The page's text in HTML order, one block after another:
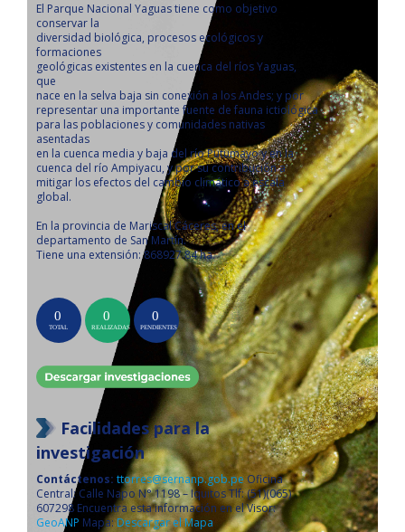
El Parque Nacional Yaguas tiene como objetivo
conservar la
diversidad biológica, procesos ecológicos y
formaciones
geológicas existentes en la cuenca del ríos Yaguas,
que
nace en la selva baja sin conexión a los Andes; y por
representar una importante fuente de fauna ictiológica
para las poblaciones y comunidades nativas
asentadas
en la cuenca media y baja del río Putumayo y en la
cuenca del río Ampiyacu, y por su contribución a
mitigar los efectos del cambio climático a escala
global.
En la provincia de Mariscal Cáceres, en el
departamento de San Martín.
Tiene una extensión: 868927.84 ha.
Facilidades para la
investigación
Contáctenos: ttorres@sernanp.gob.peOficina
Central: Calle Napo N° 1198 – Iquitos Tlf: (51)(065)
607298 Encuentra esta información en el Visor:
GeoANP Mapa:Descargar el Mapa